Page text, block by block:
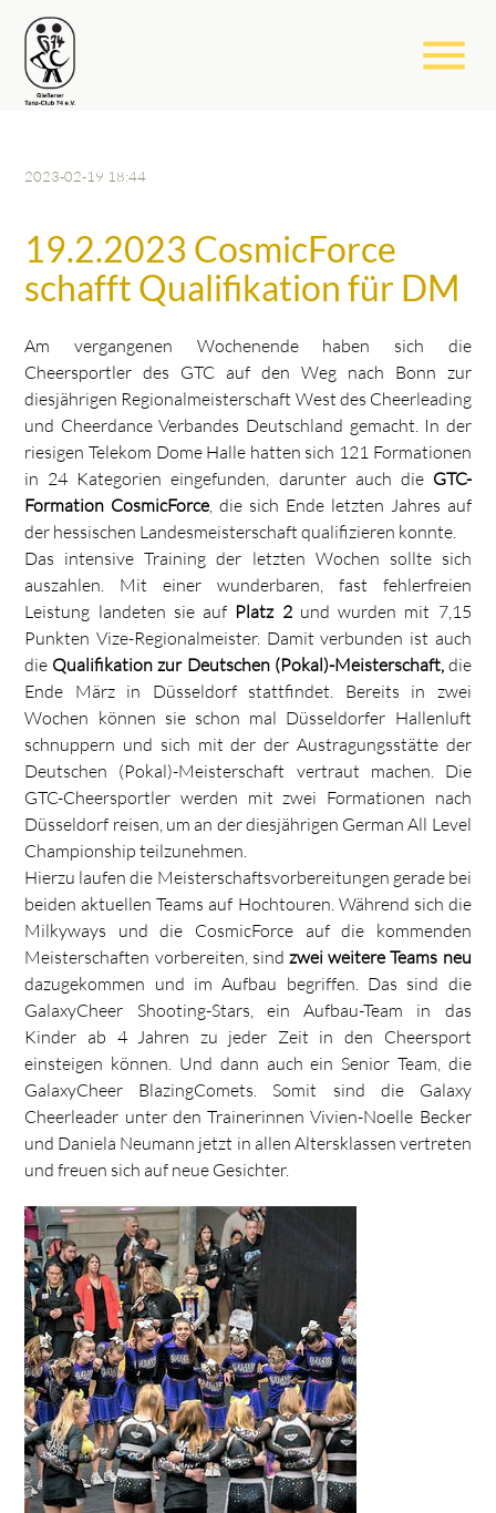
menu
2023-02-19 18:44
19.2.2023 CosmicForce
schafft Qualifikation für DM
Am vergangenen Wochenende haben sich die
Cheersportler des GTC auf den Weg nach Bonn zur
diesjährigen Regionalmeisterschaft West des Cheerleading
und Cheerdance Verbandes Deutschland gemacht. In der
riesigen Telekom Dome Halle hatten sich 121 Formationen
in 24 Kategorien eingefunden, darunter auch die GTC-
Formation CosmicForce , die sich Ende letzten Jahres auf
der hessischen Landesmeisterschaft qualifizieren konnte.
Das intensive Training der letzten Wochen sollte sich
auszahlen. Mit einer wunderbaren, fast fehlerfreien
Leistung landeten sie auf Platz 2und wurden mit 7,15
Punkten Vize-Regionalmeister. Damit verbunden ist auch
die Qualifikation zur Deutschen (Pokal)-Meisterschaft,die
Ende März in Düsseldorf stattfindet. Bereits in zwei
Wochen können sie schon mal Düsseldorfer Hallenluft
schnuppern und sich mit der der Austragungsstätte der
Deutschen (Pokal)-Meisterschaft vertraut machen. Die
GTC-Cheersportler werden mit zwei Formationen nach
Düsseldorf reisen, um an der diesjährigen German All Level
Championship teilzunehmen.
Hierzu laufen die Meisterschaftsvorbereitungen gerade bei
beiden aktuellen Teams auf Hochtouren. Während sich die
Milkyways und die CosmicForce auf die kommenden
Meisterschaften vorbereiten, sind zwei weitere Teams neu
dazugekommen und im Aufbau begriffen. Das sind die
GalaxyCheer Shooting-Stars, ein Aufbau-Team in das
Kinder ab 4 Jahren zu jeder Zeit in den Cheersport
einsteigen können. Und dann auch ein Senior Team, die
GalaxyCheer BlazingComets. Somit sind die Galaxy
Cheerleader unter den Trainerinnen Vivien-Noelle Becker
und Daniela Neumann jetzt in allen Altersklassen vertreten
und freuen sich auf neue Gesichter.